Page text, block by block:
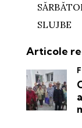
SLUJBE
Articole